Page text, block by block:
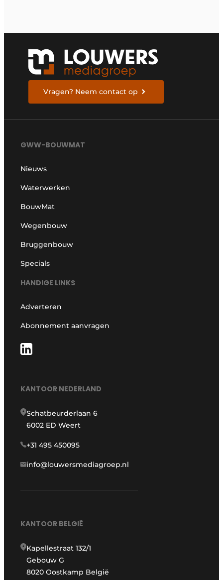
Vragen? Neem contact op
GWW-BOUWMAT
Nieuws
Waterwerken
BouwMat
Wegenbouw
Bruggenbouw
Specials
HANDIGE LINKS
Adverteren
Abonnement aanvragen
KANTOOR NEDERLAND
Schatbeurderlaan 6
6002 ED Weert
+31 495 450095
info@louwersmediagroep.nl
KANTOOR BELGIË
Kapellestraat 132/1
Gebouw G
8020 Oostkamp België